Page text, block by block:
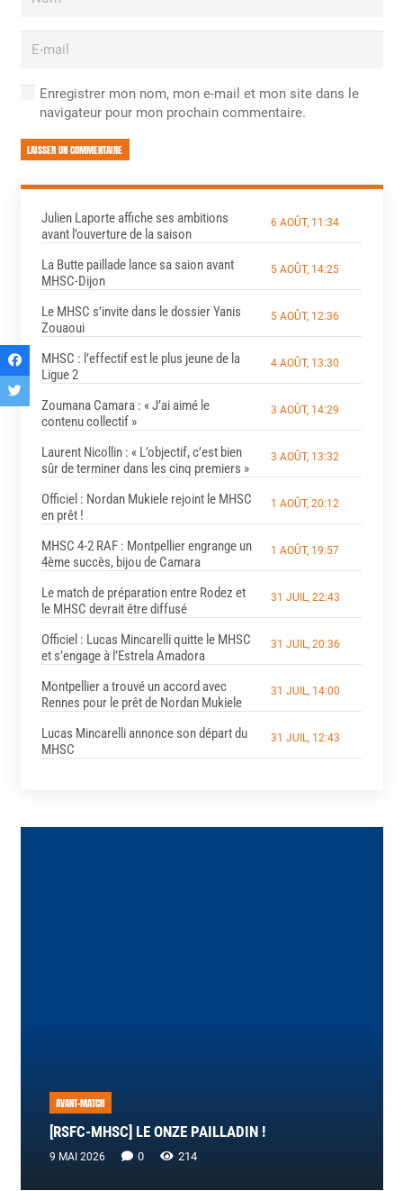
Enregistrer mon nom, mon e-mail et mon site dans le
navigateur pour mon prochain commentaire.
LAISSER UN COMMENTAIRE
Julien Laporte affiche ses ambitions
avant l’ouverture de la saison
6 AOÛT, 11:34
La Butte paillade lance sa saion avant
MHSC-Dijon
5 AOÛT, 14:25
Le MHSC s’invite dans le dossier Yanis
Zouaoui
5 AOÛT, 12:36
MHSC : l’effectif est le plus jeune de la
Ligue 2
4 AOÛT, 13:30
Zoumana Camara : « J’ai aimé le
contenu collectif »
3 AOÛT, 14:29
Laurent Nicollin : « L’objectif, c’est bien
sûr de terminer dans les cinq premiers »
3 AOÛT, 13:32
Officiel : Nordan Mukiele rejoint le MHSC
en prêt !
1 AOÛT, 20:12
MHSC 4-2 RAF : Montpellier engrange un
4ème succès, bijou de Camara
1 AOÛT, 19:57
Le match de préparation entre Rodez et
le MHSC devrait être diffusé
31 JUIL, 22:43
Officiel : Lucas Mincarelli quitte le MHSC
et s’engage à l’Estrela Amadora
31 JUIL, 20:36
Montpellier a trouvé un accord avec
Rennes pour le prêt de Nordan Mukiele
31 JUIL, 14:00
Lucas Mincarelli annonce son départ du
MHSC
31 JUIL, 12:43
AVANT-MATCH
[RSFC-MHSC] LE ONZE PAILLADIN !
9 MAI 2026 0 214